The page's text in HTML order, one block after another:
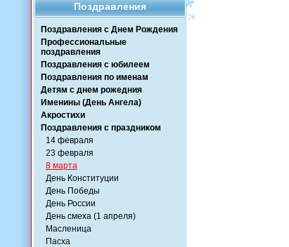
Поздравления
Поздравления с Днем Рождения
Профессиональные
поздравления
Поздравления с юбилеем
Поздравления по именам
Детям с днем рожедния
Именины (День Ангела)
Акростихи
Поздравления с праздником
14 февраля
23 февраля
8 марта
День Конституции
День Победы
День России
День смеха (1 апреля)
Масленица
Пасха